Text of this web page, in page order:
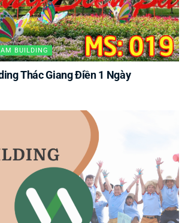
BUILDING
Thác Giang Điền 1 Ngày